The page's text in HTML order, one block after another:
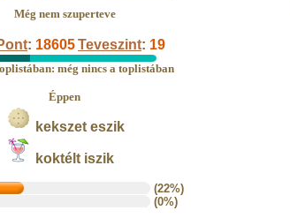
Még nem szuperteve
: 18605Teveszint: 19
még nincs a toplistában
Éppen
kekszet eszik
koktélt iszik
(22%)
(0%)